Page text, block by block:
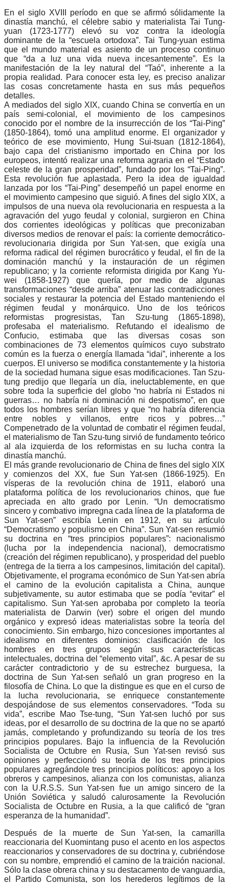
En el siglo XVIII período en que se afirmó sólidamente la
dinastía manchú, el célebre sabio y materialista Tai Tung-
yuan (1723-1777) elevó su voz contra la ideología
dominante de la “escuela ortodoxa”. Tai Tung-yuan estima
que el mundo material es asiento de un proceso continuo
que “da a luz una vida nueva incesantemente”. Es la
manifestación de la ley natural del “Taó”, inherente a la
propia realidad. Para conocer esta ley, es preciso analizar
las cosas concretamente hasta en sus más pequeños
detalles.
A mediados del siglo XIX, cuando China se convertía en un
país semi-colonial, el movimiento de los campesinos
conocido por el nombre de la insurrección de los “Tai-Ping”
(1850-1864), tomó una amplitud enorme. El organizador y
teórico de ese movimiento, Hung Sui-tsuan (1812-1864),
bajo capa del cristianismo importado en China por los
europeos, intentó realizar una reforma agraria en el “Estado
celeste de la gran prosperidad”, fundado por los “Tai-Ping”.
Esta revolución fue aplastada. Pero la idea de igualdad
lanzada por los “Tai-Ping” desempeñó un papel enorme en
el movimiento campesino que siguió. A fines del siglo XIX, a
impulsos de una nueva ola revolucionaria en respuesta a la
agravación del yugo feudal y colonial, surgieron en China
dos corrientes ideológicas y políticas que preconizaban
diversos medios de renovar el país: la corriente democrático-
revolucionaria dirigida por Sun Yat-sen, que exigía una
reforma radical del régimen burocrático y feudal, el fin de la
dominación manchú y la instauración de un régimen
republicano; y la corriente reformista dirigida por Kang Yu-
wei (1858-1927) que quería, por medio de algunas
transformaciones “desde arriba” atenuar las contradicciones
sociales y restaurar la potencia del Estado manteniendo el
régimen feudal y monárquico. Uno de los teóricos
reformistas progresistas, Tan Szu-tung (1865-1898),
profesaba el materialismo. Refutando el idealismo de
Confucio, estimaba que las diversas cosas son
combinaciones de 73 elementos químicos cuyo substrato
común es la fuerza o energía llamada “idai”, inherente a los
cuerpos. El universo se modifica constantemente y la historia
de la sociedad humana sigue esas modificaciones. Tan Szu-
tung predijo que llegaría un día, ineluctablemente, en que
sobre toda la superficie del globo “no habría ni Estados ni
guerras… no habría ni dominación ni despotismo”, en que
todos los hombres serían libres y que “no habría diferencia
entre nobles y villanos, entre ricos y pobres…”
Compenetrado de la voluntad de combatir el régimen feudal,
el materialismo de Tan Szu-tung sirvió de fundamento teórico
al ala izquierda de los reformistas en su lucha contra la
dinastía manchú.
El más grande revolucionario de China de fines del siglo XIX
y comienzos del XX, fue Sun Yat-sen (1866-1925). En
vísperas de la revolución china de 1911, elaboró una
plataforma política de los revolucionarios chinos, que fue
apreciada en alto grado por Lenin. “Un democratismo
sincero y combativo impregna cada línea de la plataforma de
Sun Yat-sen” escribía Lenin en 1912, en su artículo
“Democratismo y populismo en China”. Sun Yat-sen resumió
su doctrina en “tres principios populares”: nacionalismo
(lucha por la independencia nacional), democratismo
(creación del régimen republicano), y prosperidad del pueblo
(entrega de la tierra a los campesinos, limitación del capital).
Objetivamente, el programa económico de Sun Yat-sen abría
el camino de la evolución capitalista a China, aunque
subjetivamente, su autor estimaba que se podía “evitar” el
capitalismo. Sun Yat-sen aprobaba por completo la teoría
materialista de Darwin (ver) sobre el origen del mundo
orgánico y expresó ideas materialistas sobre la teoría del
conocimiento. Sin embargo, hizo concesiones importantes al
idealismo en diferentes dominios: clasificación de los
hombres en tres grupos según sus características
intelectuales, doctrina del “elemento vital”, &c. A pesar de su
carácter contradictorio y de su estrechez burguesa, la
doctrina de Sun Yat-sen señaló un gran progreso en la
filosofía de China. Lo que la distingue es que en el curso de
la lucha revolucionaria, se enriquece constantemente
despojándose de sus elementos conservadores. “Toda su
vida”, escribe Mao Tse-tung, “Sun Yat-sen luchó por sus
ideas, por el desarrollo de su doctrina de la que no se apartó
jamás, completando y profundizando su teoría de los tres
principios populares. Bajo la influencia de la Revolución
Socialista de Octubre en Rusia, Sun Yat-sen revisó sus
opiniones y perfeccionó su teoría de los tres principios
populares agregándole tres principios políticos: apoyo a los
obreros y campesinos, alianza con los comunistas, alianza
con la U.R.S.S. Sun Yat-sen fue un amigo sincero de la
Unión Soviética y saludó calurosamente la Revolución
Socialista de Octubre en Rusia, a la que calificó de “gran
esperanza de la humanidad”.
Después de la muerte de Sun Yat-sen, la camarilla
reaccionaria del Kuomintang puso el acento en los aspectos
reaccionarios y conservadores de su doctrina y, cubriéndose
con su nombre, emprendió el camino de la traición nacional.
Sólo la clase obrera china y su destacamento de vanguardia,
el Partido Comunista, son los herederos legítimos de la